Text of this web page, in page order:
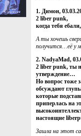
1. Димон,
2 liber punk,
когда тебя
А ты хочешь
получится…её у
2. NadyaMad,
2 liber punk, ты
утверждение…
Но вопрос тоже
обсуждают
которые
приперлась на
настоящие
Зашла на этот